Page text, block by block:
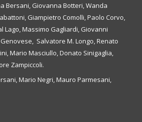
Bersani, Giovanna Botteri, Wanda
Giampietro Comolli, Paolo Corvo,
Lago, Massimo Gagliardi, Giovanni
Salvatore M. Longo, Renato
Mario Masciullo, Donato Sinigaglia,
Zampiccoli.
Mario Negri, Mauro Parmesani,